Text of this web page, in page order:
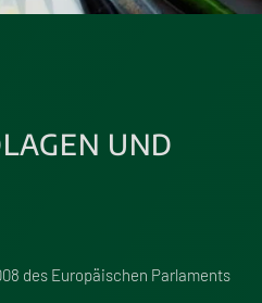
UND
des Europäischen Parlaments